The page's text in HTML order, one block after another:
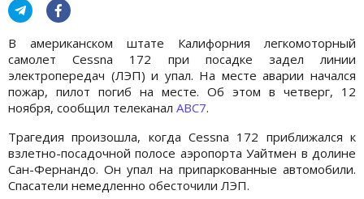
В американском штате Калифорния легкомоторный
самолет Cessna 172 при посадке задел линии
электропередач (ЛЭП) и упал. На месте аварии начался
пожар, пилот погиб на месте. Об этом в четверг, 12
ноября, сообщил телеканал ABC7.
Трагедия произошла, когда Cessna 172 приближался к
взлетно-посадочной полосе аэропорта Уайтмен в долине
Сан-Фернандо. Он упал на припаркованные автомобили.
Спасатели немедленно обесточили ЛЭП.